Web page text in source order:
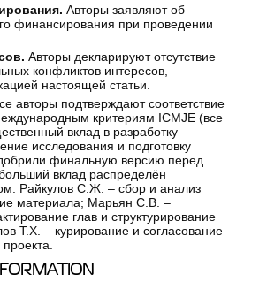
Авторы заявляют об
финансирования при проведении
Авторы декларируют отсутствие
конфликтов интересов,
настоящей статьи.
авторы подтверждают соответствие
критериям ICMJE (все
вклад в разработку
исследования и подготовку
финальную версию перед
вклад распределён
Райкулов С.Ж. – сбор и анализ
материала; Марьян С.В. –
глав и структурирование
Т.Х. – курирование и согласование